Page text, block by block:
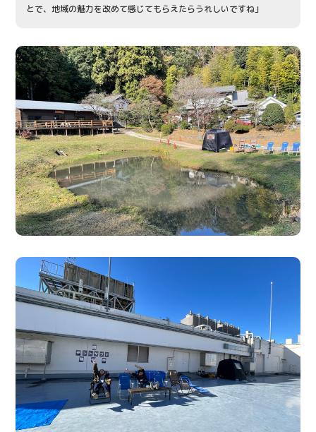
とで、地域の魅力を改めて感じてもらえたらうれしいですね」